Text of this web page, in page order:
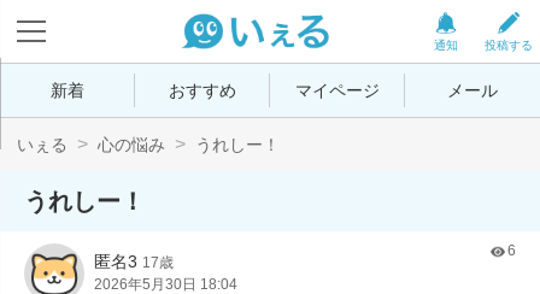
投稿する
通知
新着 おすすめ マイページ メール
いぇる 心の悩み うれしー！
うれしー！
匿名3 17歳
2026年5月30日 18:04
6